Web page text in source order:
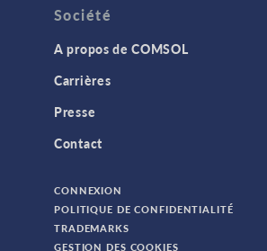
Société
A propos de COMSOL
Carrières
Presse
Contact
CONNEXION
POLITIQUE DE CONFIDENTIALITÉ
TRADEMARKS
GESTION DES COOKIES